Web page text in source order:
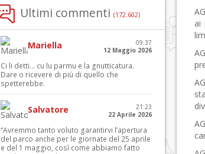
ai
Ultimi commenti (172.602)
Mariella
09:37
12 Maggio 2026
Ci li detti… cu lu parmu e la gnutticatura.
Dare o ricevere di più di quello che
spetterebbe.
Salvatore
21:23
22 Aprile 2026
“Avremmo tanto voluto garantirvi l’apertura
del parco anche per le giornate del 25 aprile
e del 1 maggio, così come abbiamo fatto